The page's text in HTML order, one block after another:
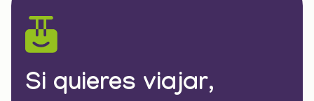
Si quieres viajar,